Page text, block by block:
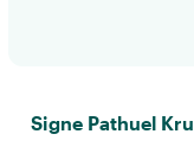
Signe Pathuel